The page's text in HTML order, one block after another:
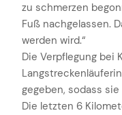
zu schmerzen
Fuß nachgelassen.
werden wird.“
Die Verpflegung bei
gegeben, sodass
Die letzten 6